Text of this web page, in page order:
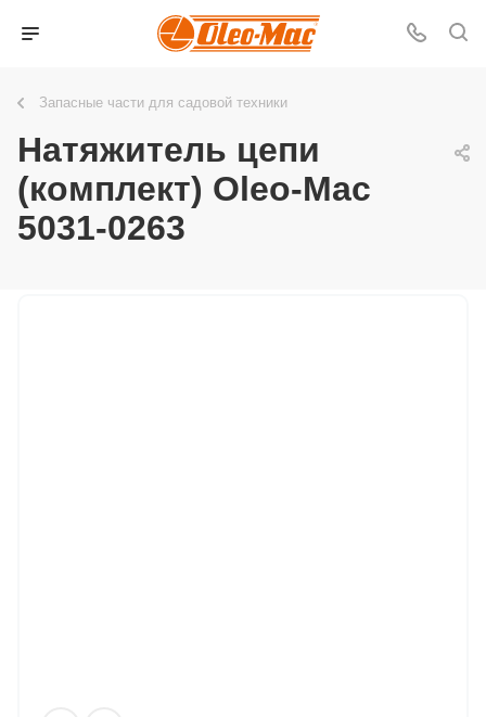
Запасные части для садовой техники
Натяжитель цепи
(комплект) Oleo-Mac
5031-0263